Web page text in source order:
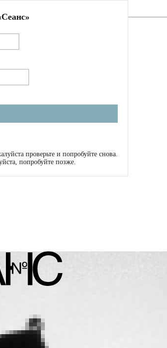
проверьте и попробуйте снова.
попробуйте позже.